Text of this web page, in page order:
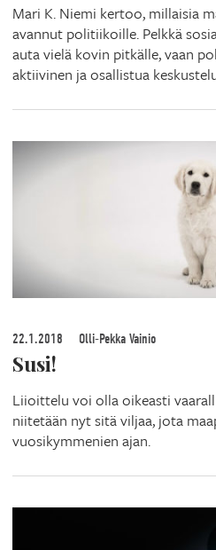
Mari K. Niemi kertoo, millaisia
avannut politiikoille. Pelkkä
auta vielä kovin pitkälle, vaan
aktiivinen ja osallistua
22.1.2018 Olli-Pekka Vainio
Susi!
Liioittelu voi olla oikeasti
niitetään nyt sitä viljaa, jota
vuosikymmenien ajan.